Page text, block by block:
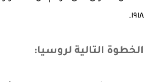
١٩١٨.
الخطوة التالية لروسيا: